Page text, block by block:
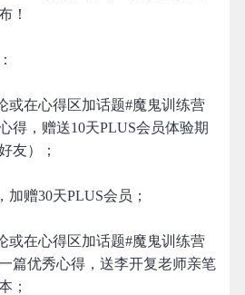
！
或在心得区加话题#魔鬼训练营
得，赠送10天PLUS会员体验期
友）；
加赠30天PLUS会员；
或在心得区加话题#魔鬼训练营
篇优秀心得，送李开复老师亲笔
；